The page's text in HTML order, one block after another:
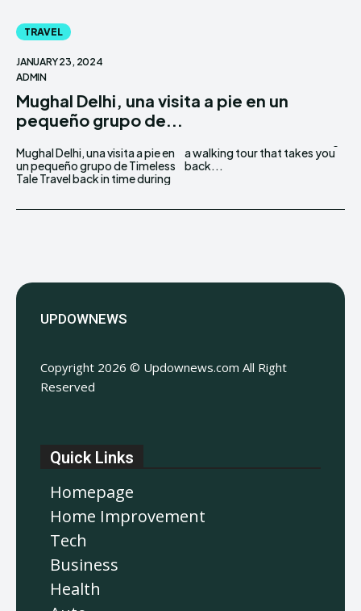
TRAVEL
JANUARY 23, 2024
ADMIN
Mughal Delhi, una visita a pie en un
pequeño grupo de...
Mughal Delhi, una visita a pie en
un pequeño grupo de Timeless
Tale Travel back in time during
a walking tour that takes you
back...
UPDOWNEWS
Copyright 2026 © Updownews.com All Right
Reserved
Quick Links
Homepage
Home Improvement
Tech
Business
Health